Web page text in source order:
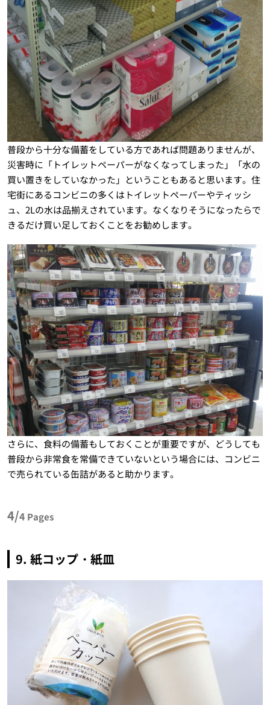
普段から十分な備蓄をしている方であれば問題ありませんが、
災害時に「トイレットペーパーがなくなってしまった」「水の
買い置きをしていなかった」ということもあると思います。住
宅街にあるコンビニの多くはトイレットペーパーやティッシ
ュ、2Lの水は品揃えされています。なくなりそうになったらで
きるだけ買い足しておくことをお勧めします。
さらに、食料の備蓄もしておくことが重要ですが、どうしても
普段から非常食を常備できていないという場合には、コンビニ
で売られている缶詰があると助かります。
4/4 Pages
9. 紙コップ・紙皿